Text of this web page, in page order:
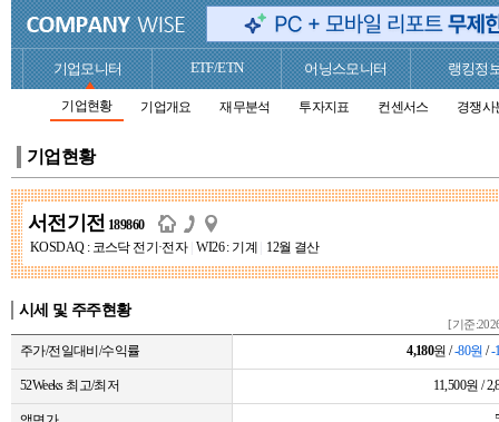
기업모니터 ETF/ETN 어닝스모니터 랭킹정
기업현황 기업개요 재무분석 투자지표 컨센서스 경쟁사
기업현황
서전기전 189860
KOSDAQ : 코스닥 전기·전자 WI26 : 기계 12월 결산
시세 및 주주현황
[기준
주가/전일대비/수익률 4,180원 /-80원 /-
52Weeks 최고/최저 11,500원 /